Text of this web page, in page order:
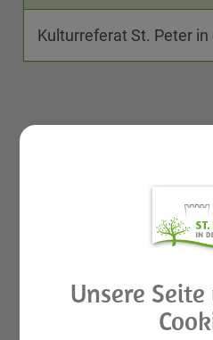
Kulturreferat St. Peter in
Unsere